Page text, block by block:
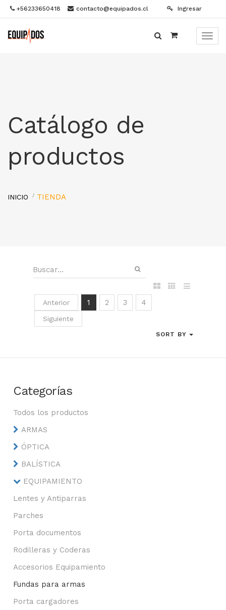
+56233650418 contacto@equipados.cl Ingresar
Menú
Catálogo de
productos
INICIO TIENDA
Anterior 1 2 3 4
Siguiente
SORT BY
Categorías
Todos los productos
ARMAS
ÓPTICA
BALÍSTICA
EQUIPAMIENTO
Lentes y Antiparras
Parches
Porta documentos
Rodilleras y Coderas
Accesorios Equipamiento
Fundas para armas
Porta cargadores